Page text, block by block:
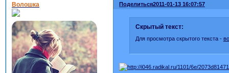
Поделиться2011-01-13 16:07:57
Волошка
Скрытый текст:
Для просмотра скрытого текста -